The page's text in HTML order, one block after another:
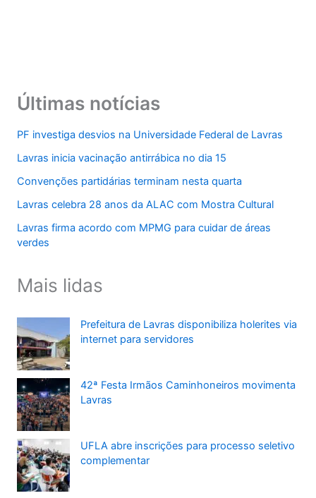
Últimas notícias
PF investiga desvios na Universidade Federal de Lavras
Lavras inicia vacinação antirrábica no dia 15
Convenções partidárias terminam nesta quarta
Lavras celebra 28 anos da ALAC com Mostra Cultural
Lavras firma acordo com MPMG para cuidar de áreas
verdes
Mais lidas
Prefeitura de Lavras disponibiliza holerites via
internet para servidores
42ª Festa Irmãos Caminhoneiros movimenta
Lavras
UFLA abre inscrições para processo seletivo
complementar